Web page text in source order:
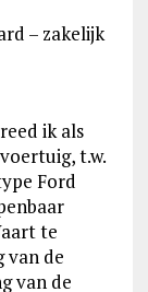
– zakelijk
ik als
t.w.
Ford
te
van de
van de